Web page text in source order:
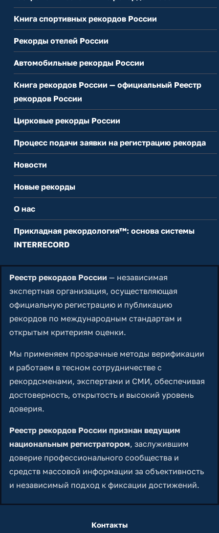
Книга спортивных рекордов России
Рекорды отелей России
Автомобильные рекорды России
Книга рекордов России — официальный Реестр
рекордов России
Цирковые рекорды России
Процесс подачи заявки на регистрацию рекорда
Новости
Новые рекорды
О нас
Прикладная рекордология™: основа системы
INTERRECORD
Реестр рекордов России — независимая
экспертная организация, осуществляющая
официальную регистрацию и публикацию
рекордов по международным стандартам и
открытым критериям оценки.
Мы применяем прозрачные методы верификации
и работаем в тесном сотрудничестве с
рекордсменами, экспертами и СМИ, обеспечивая
достоверность, открытость и высокий уровень
доверия.
Реестр рекордов России признан ведущим
национальным регистратором, заслужившим
доверие профессионального сообщества и
средств массовой информации за объективность
и независимый подход к фиксации достижений.
Контакты